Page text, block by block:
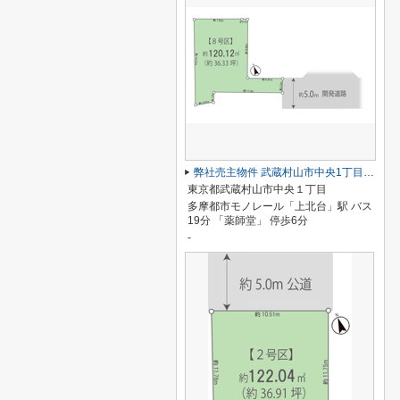
弊社売主物件 武蔵村山市中央1丁目 売地 8号区【全18区画】
東京都武蔵村山市中央１丁目
多摩都市モノレール「上北台」駅 バス
19分 「薬師堂」 停歩6分
-